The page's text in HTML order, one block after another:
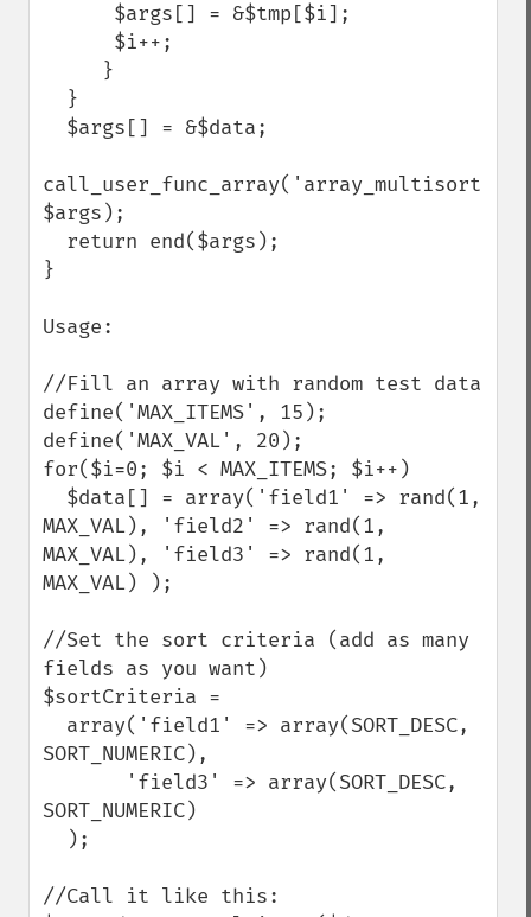
call_user_func_array('array_multisort',
$args);
}
Usage:
//Fill an array with random test data
define('MAX_ITEMS', 15);
define('MAX_VAL', 20);
for($i=0; $i < MAX_ITEMS; $i++)
MAX_VAL), 'field2' => rand(1,
MAX_VAL), 'field3' => rand(1,
MAX_VAL) );
//Set the sort criteria (add as many
fields as you want)
$sortCriteria =
SORT_NUMERIC),
SORT_NUMERIC)
//Call it like this: